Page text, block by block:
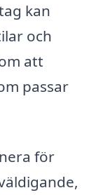
kan
och
att
passar
för